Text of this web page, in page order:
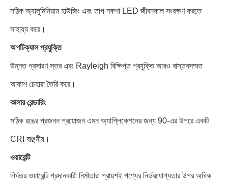
সঠিক অ্যালুমিনিয়াম হাউজিং এবং তাপ নকশা LED জীবনকাল সংরক্ষণ করতে
সাহায্য করে।
অপটিক্যাল প্রযুক্তি
উন্নত প্রসারণ স্তর এবং Rayleigh বিক্ষিপ্ত প্রযুক্তি আরও বাস্তবসম্মত
আকাশ চেহারা তৈরি করে।
কালার রেন্ডারিং
সঠিক রঙের প্রজনন প্রয়োজন এমন অ্যাপ্লিকেশনের জন্য 90-এর উপরে একটি
CRI বাঞ্ছনীয়।
ওয়ারেন্টি
দীর্ঘতর ওয়ারেন্টি প্রদানকারী নির্মাতারা প্রায়শই পণ্যের নির্ভরযোগ্যতার উপর অধিক